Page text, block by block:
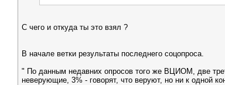
C чего и откуда ты это взял ?
В начале ветки результаты последнего соцопроса.
" По данным недавних опросов того же ВЦИОМ, две
неверующие, 3% - говорят, что веруют, но ни к одной